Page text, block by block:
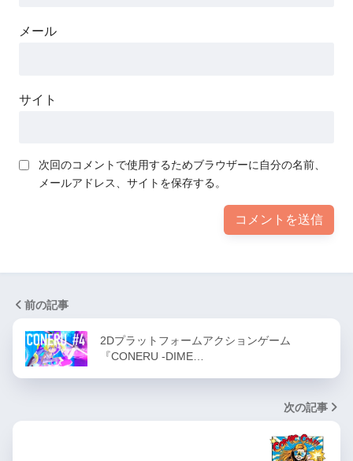
メール
サイト
次回のコメントで使用するためブラウザーに自分の名前、
メールアドレス、サイトを保存する。
前の記事
2Dプラットフォームアクションゲーム
『CONERU -DIME…
次の記事